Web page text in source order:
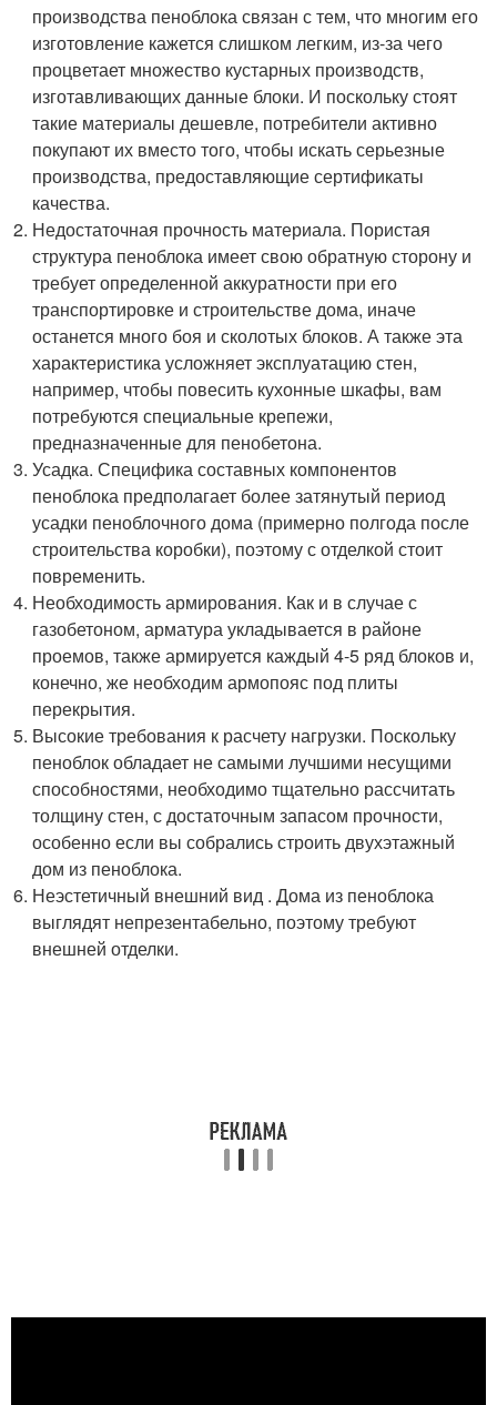
производства пеноблока связан с тем, что многим его
изготовление кажется слишком легким, из-за чего
процветает множество кустарных производств,
изготавливающих данные блоки. И поскольку стоят
такие материалы дешевле, потребители активно
покупают их вместо того, чтобы искать серьезные
производства, предоставляющие сертификаты
качества.
Недостаточная прочность материала. Пористая
структура пеноблока имеет свою обратную сторону и
требует определенной аккуратности при его
транспортировке и строительстве дома, иначе
останется много боя и сколотых блоков. А также эта
характеристика усложняет эксплуатацию стен,
например, чтобы повесить кухонные шкафы, вам
потребуются специальные крепежи,
предназначенные для пенобетона.
Усадка. Специфика составных компонентов
пеноблока предполагает более затянутый период
усадки пеноблочного дома (примерно полгода после
строительства коробки), поэтому с отделкой стоит
повременить.
Необходимость армирования. Как и в случае с
газобетоном, арматура укладывается в районе
проемов, также армируется каждый 4-5 ряд блоков и,
конечно, же необходим армопояс под плиты
перекрытия.
Высокие требования к расчету нагрузки. Поскольку
пеноблок обладает не самыми лучшими несущими
способностями, необходимо тщательно рассчитать
толщину стен, с достаточным запасом прочности,
особенно если вы собрались строить двухэтажный
дом из пеноблока.
Неэстетичный внешний вид . Дома из пеноблока
выглядят непрезентабельно, поэтому требуют
внешней отделки.